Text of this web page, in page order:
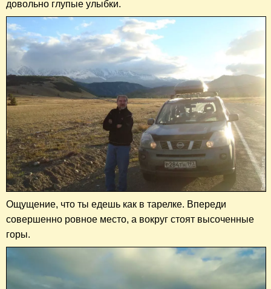
довольно глупые улыбки.
Ощущение, что ты едешь как в тарелке. Впереди
совершенно ровное место, а вокруг стоят высоченные
горы.